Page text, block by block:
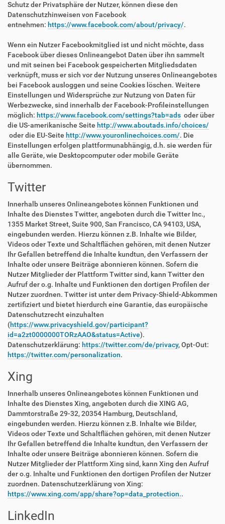
Schutz der Privatsphäre der Nutzer, können diese den
Datenschutzhinweisen von Facebook
entnehmen: https://www.facebook.com/about/privacy/.
Wenn ein Nutzer Facebookmitglied ist und nicht möchte, dass
Facebook über dieses Onlineangebot Daten über ihn sammelt
und mit seinen bei Facebook gespeicherten Mitgliedsdaten
verknüpft, muss er sich vor der Nutzung unseres Onlineangebotes
bei Facebook ausloggen und seine Cookies löschen. Weitere
Einstellungen und Widersprüche zur Nutzung von Daten für
Werbezwecke, sind innerhalb der Facebook-Profileinstellungen
möglich: https://www.facebook.com/settings?tab=ads oder über
die US-amerikanische Seite http://www.aboutads.info/choices/
oder die EU-Seite http://www.youronlinechoices.com/. Die
Einstellungen erfolgen plattformunabhängig, d.h. sie werden für
alle Geräte, wie Desktopcomputer oder mobile Geräte
übernommen.
Twitter
Innerhalb unseres Onlineangebotes können Funktionen und
Inhalte des Dienstes Twitter, angeboten durch die Twitter Inc.,
1355 Market Street, Suite 900, San Francisco, CA 94103, USA,
eingebunden werden. Hierzu können z.B. Inhalte wie Bilder,
Videos oder Texte und Schaltflächen gehören, mit denen Nutzer
Ihr Gefallen betreffend die Inhalte kundtun, den Verfassern der
Inhalte oder unsere Beiträge abonnieren können. Sofern die
Nutzer Mitglieder der Plattform Twitter sind, kann Twitter den
Aufruf der o.g. Inhalte und Funktionen den dortigen Profilen der
Nutzer zuordnen. Twitter ist unter dem Privacy-Shield-Abkommen
zertifiziert und bietet hierdurch eine Garantie, das europäische
Datenschutzrecht einzuhalten
(https://www.privacyshield.gov/participant?
id=a2zt0000000TORzAAO&status=Active).
Datenschutzerklärung: https://twitter.com/de/privacy, Opt-Out:
https://twitter.com/personalization.
Xing
Innerhalb unseres Onlineangebotes können Funktionen und
Inhalte des Dienstes Xing, angeboten durch die XING AG,
Dammtorstraße 29-32, 20354 Hamburg, Deutschland,
eingebunden werden. Hierzu können z.B. Inhalte wie Bilder,
Videos oder Texte und Schaltflächen gehören, mit denen Nutzer
Ihr Gefallen betreffend die Inhalte kundtun, den Verfassern der
Inhalte oder unsere Beiträge abonnieren können. Sofern die
Nutzer Mitglieder der Plattform Xing sind, kann Xing den Aufruf
der o.g. Inhalte und Funktionen den dortigen Profilen der Nutzer
zuordnen. Datenschutzerklärung von Xing:
https://www.xing.com/app/share?op=data_protection..
LinkedIn